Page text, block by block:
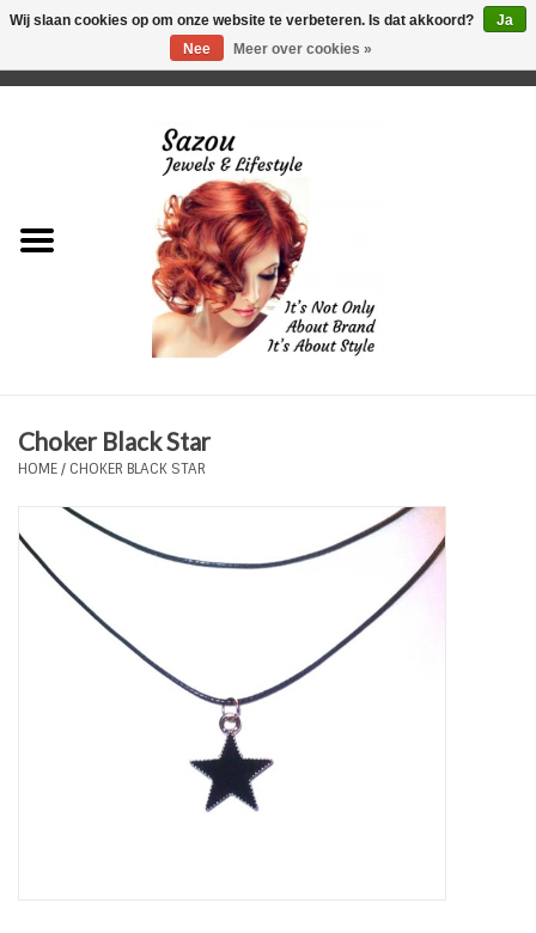
Just for Him
Plus Size Sieraden
Enkelbandjes
Tassen en meer
Haaraccesoires
Choker Black Star
HOME/ CHOKER BLACK STAR
Wij slaan cookies op om onze website te verbeteren. Is dat akkoord?
Ja
Nee
Meer over cookies »